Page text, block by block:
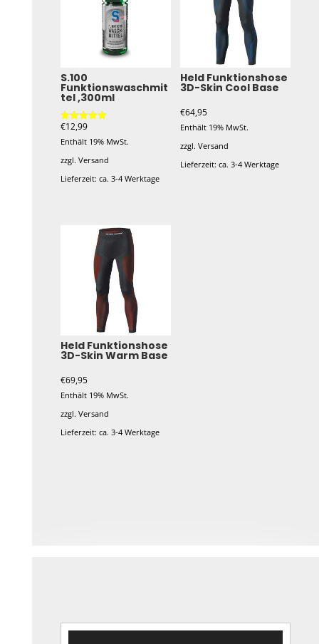
Varianten
können
auf
der
Produktseite
gewählt
werden
S.100
Funktionswaschmit
tel ,300ml
Bewertet mit
von 5
€12,99
Enthält 19% MwSt.
zzgl.Versand
Lieferzeit: ca. 3-4 Werktage
Held Funktionshose
3D-Skin Cool Base
€64,95
Enthält 19% MwSt.
zzgl. Versand
Lieferzeit: ca. 3-4 Werktage
Held Funktionshose
3D-Skin Warm Base
€69,95
Enthält 19% MwSt.
zzgl.Versand
Lieferzeit: ca. 3-4 Werktage
auf